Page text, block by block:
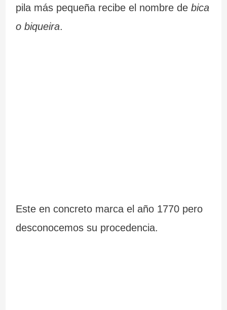
pila más pequeña recibe el nombre de bica
o biqueira.
Este en concreto marca el año 1770 pero
desconocemos su procedencia.